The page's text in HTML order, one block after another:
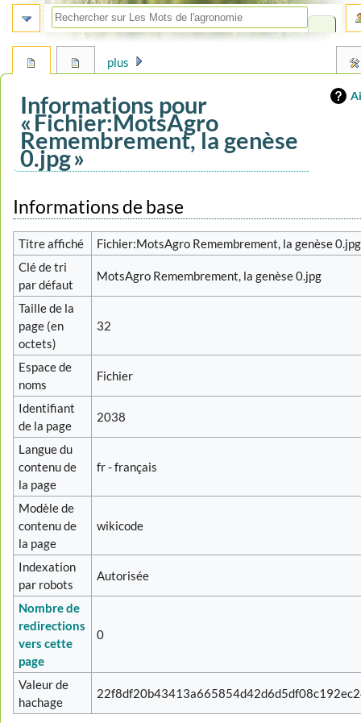
Informations pour
« Fichier:MotsAgro
Remembrement, la genèse
0.jpg »
Aller
à
la
navigation
Aller
à
la
recherche
Informations de base
Titre affiché
Fichier:MotsAgro Remembrement, la genèse 0.jpg
Clé de tri
par défaut
MotsAgro Remembrement, la genèse 0.jpg
Taille de la
page (en
octets)
32
Espace de
noms
Fichier
Identifiant
de la page
2038
Langue du
contenu de
la page
fr - français
Modèle de
contenu de
la page
wikicode
Indexation
par robots
Autorisée
Nombre de
redirections
vers cette
page
0
Valeur de
hachage
plus